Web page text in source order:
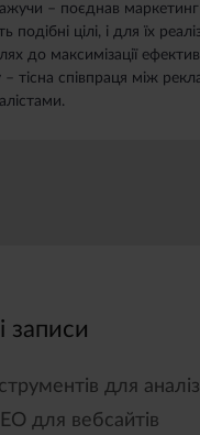
– поєднав маркетинг
цілі, і для їх
до максимізації
– тісна співпраця між
записи
для
для вебсайтів